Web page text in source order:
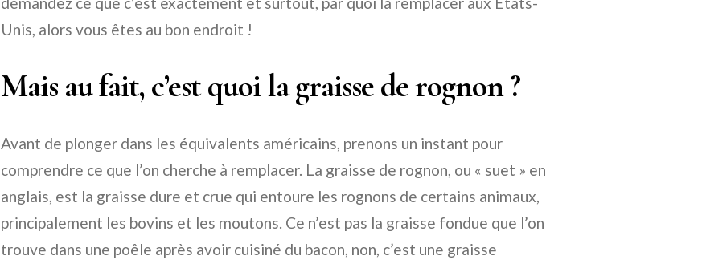
Unis, alors vous êtes au bon endroit !
Mais au fait, c’est quoi la graisse de rognon ?
Avant de plonger dans les équivalents américains, prenons un instant pour
comprendre ce que l’on cherche à remplacer. La graisse de rognon, ou « suet » en
anglais, est la graisse dure et crue qui entoure les rognons de certains animaux,
principalement les bovins et les moutons. Ce n’est pas la graisse fondue que l’on
trouve dans une poêle après avoir cuisiné du bacon, non, c’est une graisse